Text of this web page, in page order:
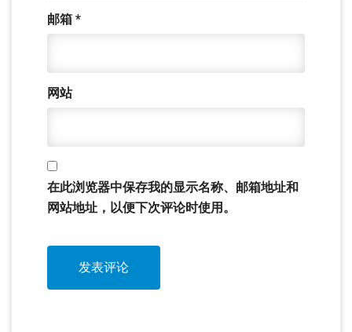
邮箱 *
网站
在此浏览器中保存我的显示名称、邮箱地址和
网站地址，以便下次评论时使用。